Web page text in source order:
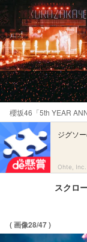
櫻坂46「5th YEAR
ジグソ
Ohte, Inc.
スクロ
( 画像28/47 )